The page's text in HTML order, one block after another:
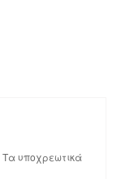
Τα υποχρεωτικά